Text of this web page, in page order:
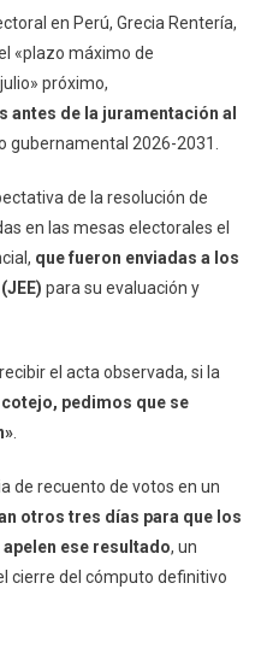
en Perú, Grecia Rentería,
«plazo máximo de
próximo,
antes de la juramentación al
gubernamental 2026-2031.
de la resolución de
en las mesas electorales el
que fueron enviadas a los
para su evaluación y
el acta observada, si la
pedimos que se
.
de recuento de votos en un
otros tres días para que los
ese resultado, un
cierre del cómputo definitivo